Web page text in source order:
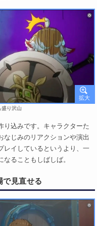
盛り沢山
り込みです。キャラクターた
なじみのリアクションや演出
レイしているというより、一
ることもしばしば。
で見直せる